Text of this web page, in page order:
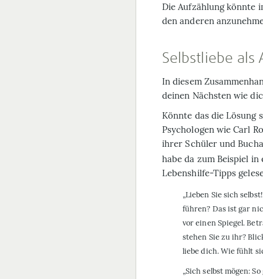
Die Aufzählung könnte
den anderen
Selbstliebe als
In diesem
deinen Nächsten wie
Könnte das die Lösung
Psychologen wie Carl
ihrer Schüler und
habe da zum Beispiel
Lebenshilfe-Tipps
„Lieben Sie sich
führen? Das ist gar
vor einen Spiegel.
stehen Sie zu ihr?
liebe dich. Wie fühlt
„Sich selbst mögen: